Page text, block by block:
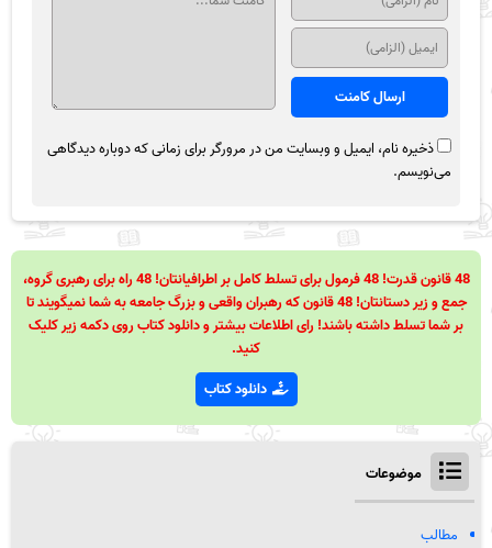
ذخیره نام، ایمیل و وبسایت من در مرورگر برای زمانی که دوباره دیدگاهی
می‌نویسم.
48 قانون قدرت! 48 فرمول برای تسلط کامل بر اطرافیانتان! 48 راه برای رهبری گروه،
جمع و زیر دستانتان! 48 قانون که رهبران واقعی و بزرگ جامعه به شما نمیگویند تا
بر شما تسلط داشته باشند! رای اطلاعات بیشتر و دانلود کتاب روی دکمه زیر کلیک
کنید.
دانلود کتاب
موضوعات
مطالب